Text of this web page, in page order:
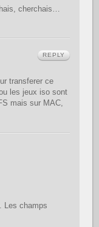
cherchais…
transferer ce
les jeux iso sont
mais sur MAC,
REPLY
Les champs